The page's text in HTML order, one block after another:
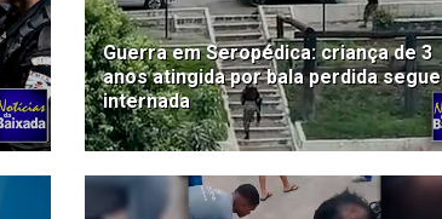
Guerra em Seropédica: criança de 3
anos atingida por bala perdida segue
internada